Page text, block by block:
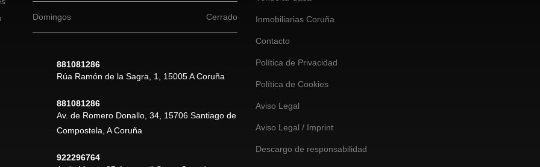
Domingos Cerrado
881081286
Rúa Ramón de la Sagra, 1, 15005 A Coruña
881081286
Av. de Romero Donallo, 34, 15706 Santiago de
Compostela, A Coruña
922296764
Inmobiliarias Coruña
Contacto
Política de Privacidad
Política de Cookies
Aviso Legal
Aviso Legal / Imprint
Descargo de responsabilidad